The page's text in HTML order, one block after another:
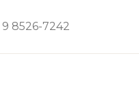
9 8526-7242